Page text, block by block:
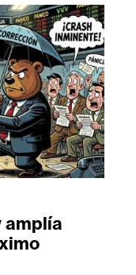
amplía